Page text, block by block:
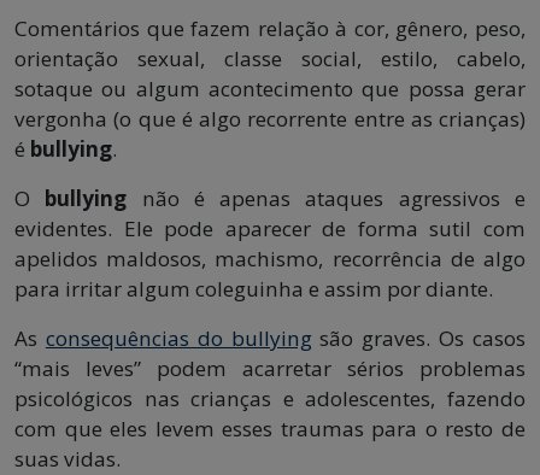
Comentários que fazem relação à cor, gênero, peso,
orientação sexual, classe social, estilo, cabelo,
sotaque ou algum acontecimento que possa gerar
vergonha (o que é algo recorrente entre as crianças)
é bullying.
O bullying não é apenas ataques agressivos e
evidentes. Ele pode aparecer de forma sutil com
apelidos maldosos, machismo, recorrência de algo
para irritar algum coleguinha e assim por diante.
As consequências do bullyingsão graves. Os casos
“mais leves” podem acarretar sérios problemas
psicológicos nas crianças e adolescentes, fazendo
com que eles levem esses traumas para o resto de
suas vidas.